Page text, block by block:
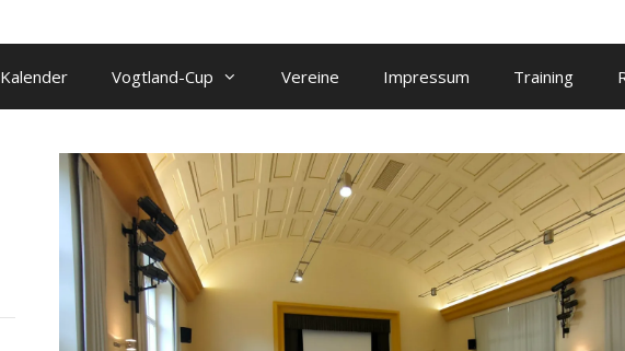
Kalender Vogtland-Cup Vereine Impressum Training